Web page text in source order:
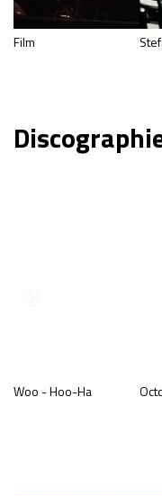
Film
Woo - Hoo-Ha